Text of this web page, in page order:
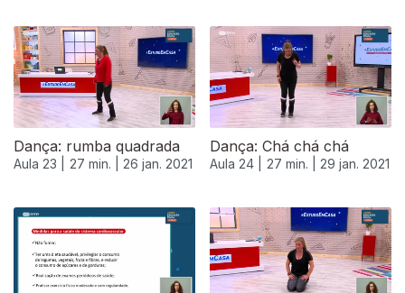
Dança: rumba quadrada
Aula 23 | 27 min. | 26 jan. 2021
Dança: Chá chá chá
Aula 24 | 27 min. | 29 jan. 2021
520912